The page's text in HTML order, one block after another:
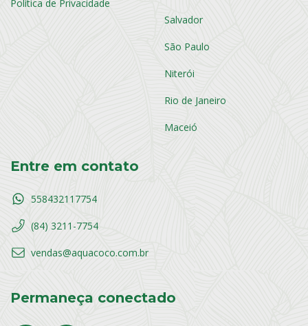
Política de Privacidade
Salvador
São Paulo
Niterói
Rio de Janeiro
Maceió
Entre em contato
558432117754
(84) 3211-7754
vendas@aquacoco.com.br
Permaneça conectado